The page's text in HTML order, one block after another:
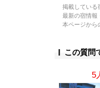
掲載している
最新の宿情報
本ページから
この質問
5